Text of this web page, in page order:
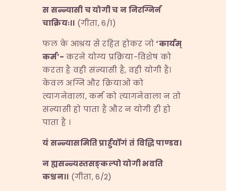
स सन्न्यासी च योगी च न निरग्निर्न
चाक्रियः।। (गीता, 6/1)
फल के आश्रय से रहित होकर जो‘कार्यम्
कर्म’- करने योग्य प्रक्रिया-विशेष को
करता है वही संन्यासी है, वही योगी है।
केवल अग्नि और क्रियाओं को
त्यागनेवाला, कर्म को त्यागनेवाला न तो
संन्यासी हो पाता है और न योगी ही हो
पाता है ।
यं सन्न्यासमिति प्रार्हुर्योगं तं विद्धि पाण्डव।
न ह्यसन्न्यस्तसङ्कल्पो योगी भवति
कश्चन।। (गीता, 6/2)